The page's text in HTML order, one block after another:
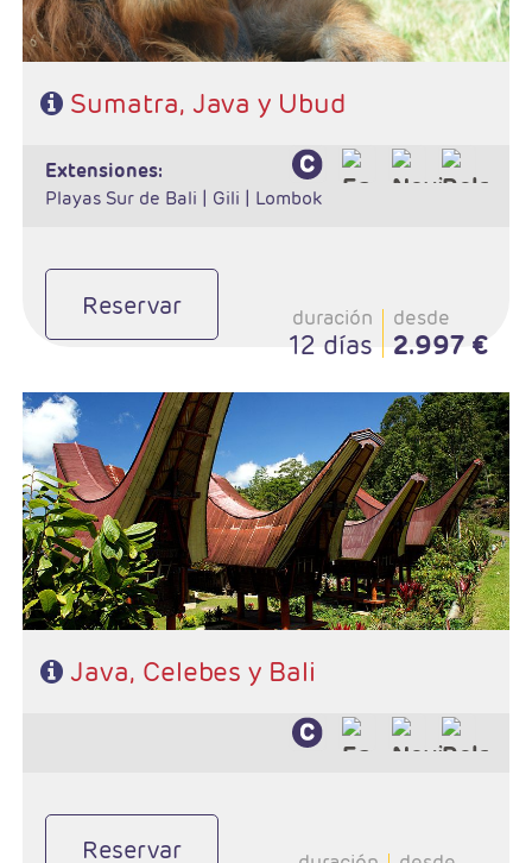
Sumatra, Java y Ubud
extensiones:
Playas Sur de Bali | Gili | Lombok
Reservar duración
12 días
desde
2.997 €
- Salidas: Martes
- Ruta: 2 noches Jogyakarta, 1 noche Bromo, 4 noches Celebes y 3
en playa (ampliables)
- Régimen: Alojamiento y desayuno + 8 almuerzos y 4 cenas
Java, Celebes y Bali
Reservar